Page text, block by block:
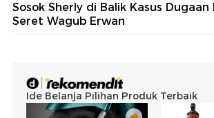
Sosok Sherly di Balik Kasus
Seret Wagub Erwan